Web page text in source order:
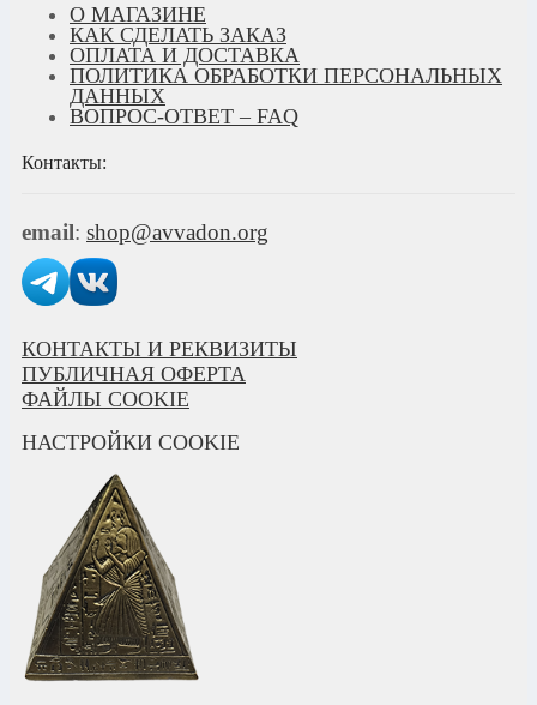
О МАГАЗИНЕ
КАК СДЕЛАТЬ ЗАКАЗ
ОПЛАТА И ДОСТАВКА
ПОЛИТИКА ОБРАБОТКИ ПЕРСОНАЛЬНЫХ
ДАННЫХ
ВОПРОС-ОТВЕТ – FAQ
Контакты:
email: shop@avvadon.org
КОНТАКТЫ И РЕКВИЗИТЫ
ПУБЛИЧНАЯ ОФЕРТА
ФАЙЛЫ COOKIE
НАСТРОЙКИ COOKIE